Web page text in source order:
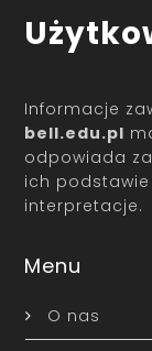
Informacje
bell.edu.pl
odpowiada
ich podstawie
interpretacje.
Menu
O nas